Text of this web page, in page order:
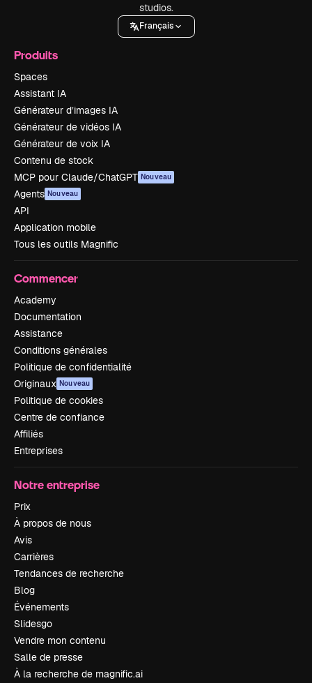
studios.
Français
Produits
Spaces
Assistant IA
Générateur d’images IA
Générateur de vidéos IA
Générateur de voix IA
Contenu de stock
MCP pour Claude/ChatGPT Nouveau
Agents Nouveau
API
Application mobile
Tous les outils Magnific
Commencer
Academy
Documentation
Assistance
Conditions générales
Politique de confidentialité
Originaux Nouveau
Politique de cookies
Centre de confiance
Affiliés
Entreprises
Notre entreprise
Prix
À propos de nous
Avis
Carrières
Tendances de recherche
Blog
Événements
Slidesgo
Vendre mon contenu
Salle de presse
À la recherche de magnific.ai